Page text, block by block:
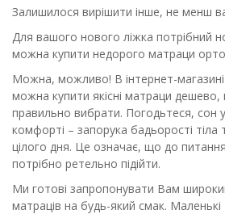
Залишилося вирішити інше, не менш
Для вашого нового ліжка потрібний
можна купити недорого матраци
Можна, можливо! В інтернет-
можна купити якісні матраци дешево,
правильно вибрати. Погодьтеся, сон
комфорті – запорука бадьорості тіла
цілого дня. Це означає, що до
потрібно ретельно підійти.
Ми готові запропонувати Вам
матраців на будь-який смак. Маленькі